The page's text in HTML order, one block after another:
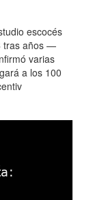
escocés
tras años —
varias
a los 100